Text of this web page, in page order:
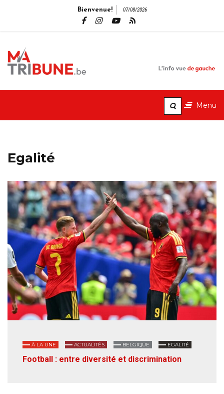
Bienvenue! 07/08/2026
Menu
Egalité
À LA UNE ACTUALITÉS BELGIQUE EGALITÉ
Football : entre diversité et discrimination
Pagination
des